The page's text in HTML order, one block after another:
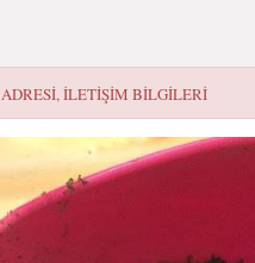
ADRESI, ILETIŞIM BILGILERI